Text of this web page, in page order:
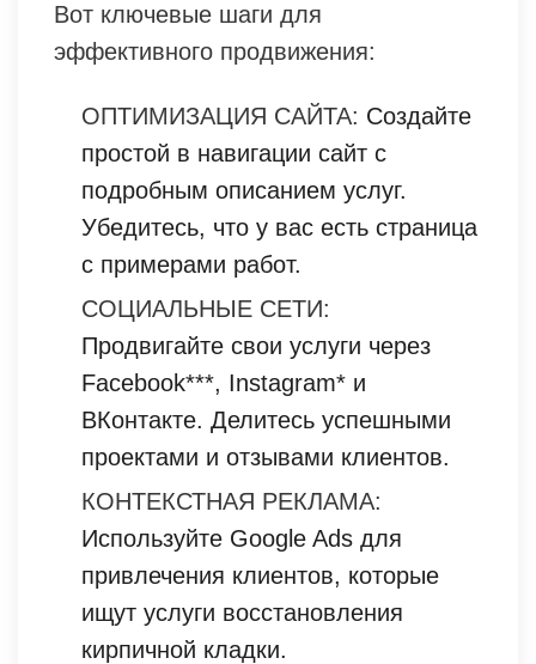
Вот ключевые шаги для
эффективного продвижения:
ОПТИМИЗАЦИЯ САЙТА: Создайте
простой в навигации сайт с
подробным описанием услуг.
Убедитесь, что у вас есть страница
с примерами работ.
СОЦИАЛЬНЫЕ СЕТИ:
Продвигайте свои услуги через
Facebook***, Instagram* и
ВКонтакте. Делитесь успешными
проектами и отзывами клиентов.
КОНТЕКСТНАЯ РЕКЛАМА:
Используйте Google Ads для
привлечения клиентов, которые
ищут услуги восстановления
кирпичной кладки.